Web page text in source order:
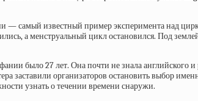
— самый известный пример эксперимента над
а менструальный цикл остановился. Под
было 27 лет. Она почти не знала английского
заставили организаторов остановить выбор
узнать о течении времени снаружи.